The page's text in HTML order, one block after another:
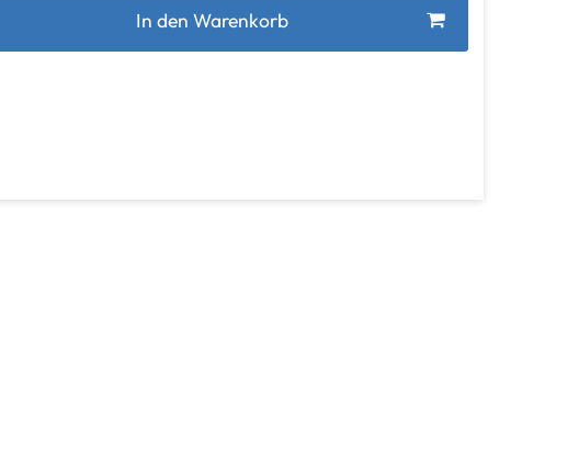
In den Warenkorb